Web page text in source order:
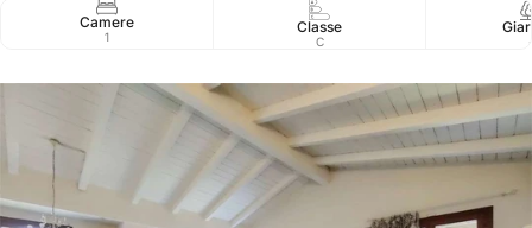
Camere
1
Classe
C